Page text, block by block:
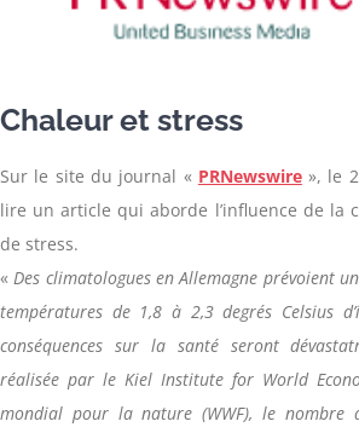
Chaleur et stress
Sur le site du journal « PRNewswire», le
lire un article qui aborde l’influence de la
de stress.
«Des climatologues en Allemagne prévoient
températures de 1,8 à 2,3 degrés Celsius
conséquences sur la santé seront
réalisée par le Kiel Institute for World
mondial pour la nature (WWF), le nombre